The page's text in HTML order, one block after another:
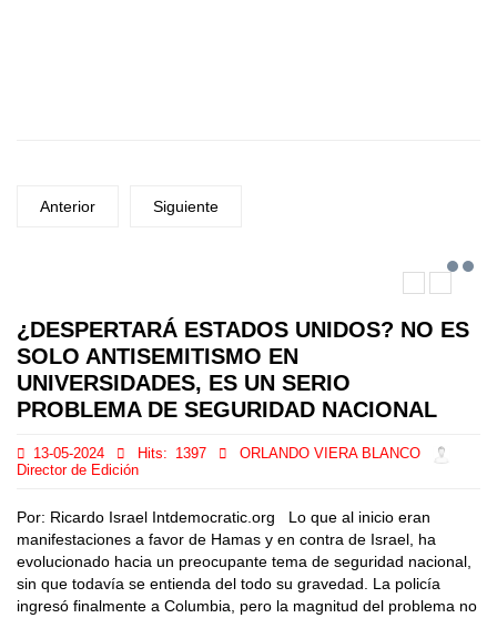
Anterior Siguiente
¿DESPERTARÁ ESTADOS UNIDOS? NO ES
SOLO ANTISEMITISMO EN
UNIVERSIDADES, ES UN SERIO
PROBLEMA DE SEGURIDAD NACIONAL
13-05-2024 Hits: 1397
ORLANDO VIERA BLANCO
Director de Edición
Por: Ricardo Israel Intdemocratic.org Lo que al inicio eran
manifestaciones a favor de Hamas y en contra de Israel, ha
evolucionado hacia un preocupante tema de seguridad nacional,
sin que todavía se entienda del todo su gravedad. La policía
ingresó finalmente a Columbia, pero la magnitud del problema no